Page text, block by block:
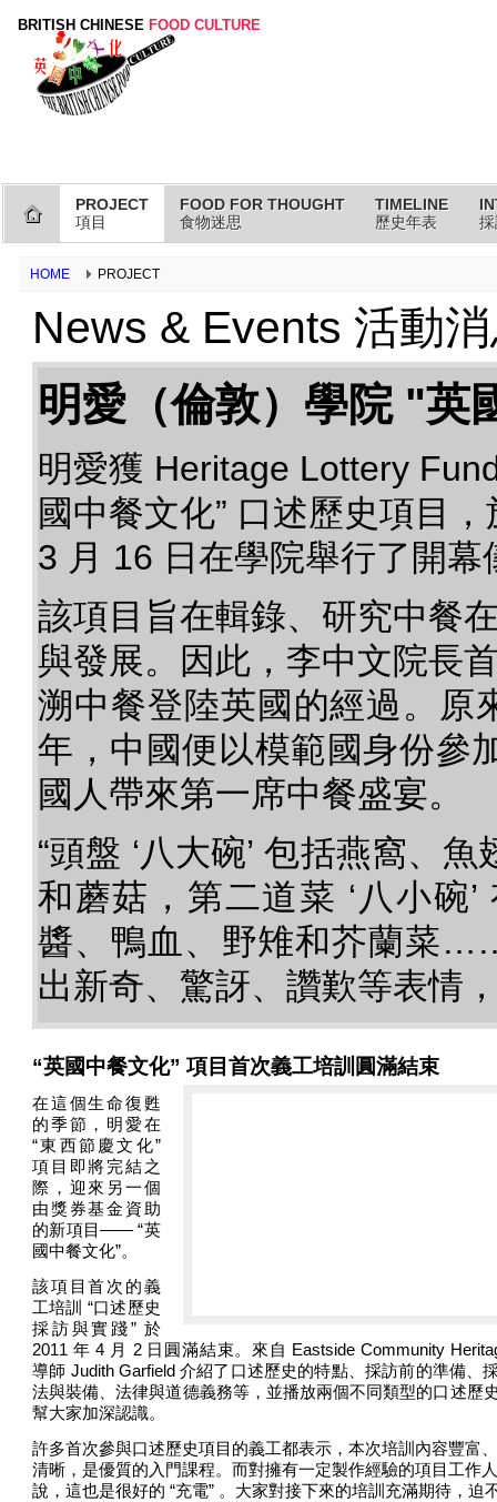
BRITISH CHINESE FOOD CULTURE
PROJECT
項目
FOOD FOR THOUGHT
食物迷思
TIMELINE
歷史年表
HOME PROJECT
News & Events 活動
明愛（倫敦）學院 "英
明愛獲 Heritage Lottery
國中餐文化” 口述歷史項目
3 月 16 日在學院舉行了開幕
該項目旨在輯錄、研究中餐
與發展。因此，李中文院長
溯中餐登陸英國的經過。原
年，中國便以模範國身份參
國人帶來第一席中餐盛宴。
“頭盤 ‘八大碗’ 包括燕窩、
和蘑菇，第二道菜 ‘八小碗
醬、鴨血、野雉和芥蘭菜
出新奇、驚訝、讚歎等表情
“英國中餐文化” 項目首次義工培訓圓滿結束
在這個生命復甦
的季節，明愛在
“東西節慶文化”
項目即將完結之
際，迎來另一個
由獎券基金資助
的新項目—— “英
國中餐文化”。
該項目首次的義
工培訓 “口述歷史
採訪與實踐” 於
2011 年 4 月 2 日圓滿結束。來自 Eastside Community
導師 Judith Garfield 介紹了口述歷史的特點、採訪前的準備、
法與裝備、法律與道德義務等，並播放兩個不同類型的口述歷
幫大家加深認識。
許多首次參與口述歷史項目的義工都表示，本次培訓內容豐富
清晰，是優質的入門課程。而對擁有一定製作經驗的項目工作
說，這也是很好的 “充電” 。大家對接下來的培訓充滿期待，迫